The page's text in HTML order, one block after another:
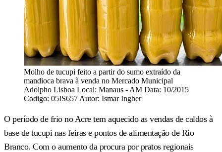
Molho de tucupi feito a partir do sumo extraído da
mandioca brava à venda no Mercado Municipal
Adolpho Lisboa Local: Manaus - AM Data: 10/2015
Codigo: 05IS657 Autor: Ismar Ingber
O período de frio no Acre tem aquecido as vendas de caldos à
base de tucupi nas feiras e pontos de alimentação de Rio
Branco. Com o aumento da procura por pratos regionais